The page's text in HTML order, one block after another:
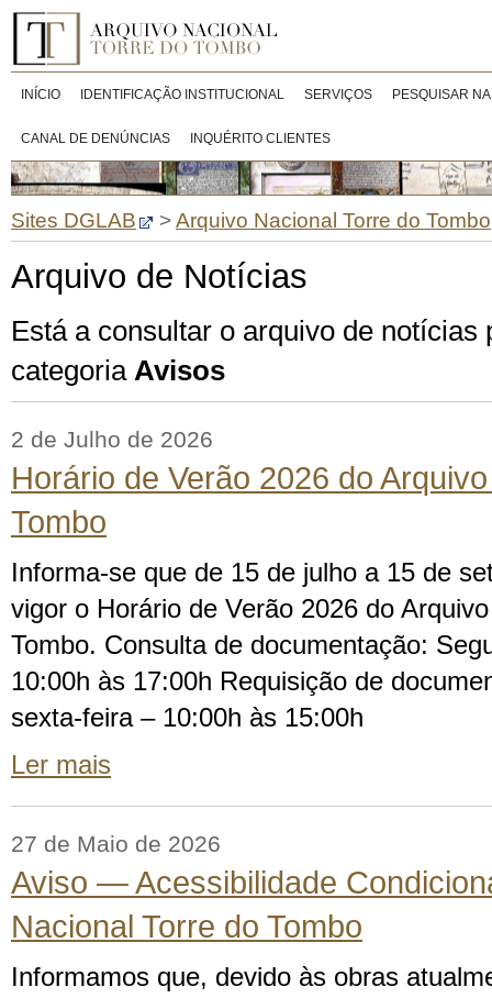
INÍCIO IDENTIFICAÇÃO INSTITUCIONAL SERVIÇOS PESQUISAR
CANAL DE DENÚNCIAS INQUÉRITO CLIENTES
Sites DGLAB >Arquivo Nacional Torre do Tombo
Arquivo de Notícias
Está a consultar o arquivo de notícias
categoria Avisos
2 de Julho de 2026
Horário de Verão 2026 do
Tombo
Informa-se que de 15 de julho a 15 de
vigor o Horário de Verão 2026 do
Tombo. Consulta de documentação:
10:00h às 17:00h Requisição de
sexta-feira – 10:00h às 15:00h
Ler mais
27 de Maio de 2026
Aviso — Acessibilidade
Nacional Torre do Tombo
Informamos que, devido às obras